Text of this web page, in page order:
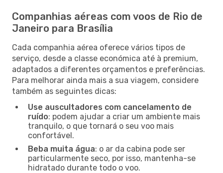
Companhias aéreas com voos de Rio de
Janeiro para Brasília
Cada companhia aérea oferece vários tipos de
serviço, desde a classe económica até à premium,
adaptados a diferentes orçamentos e preferências.
Para melhorar ainda mais a sua viagem, considere
também as seguintes dicas:
Use auscultadores com cancelamento de
ruído: podem ajudar a criar um ambiente mais
tranquilo, o que tornará o seu voo mais
confortável.
Beba muita água: o ar da cabina pode ser
particularmente seco, por isso, mantenha-se
hidratado durante todo o voo.